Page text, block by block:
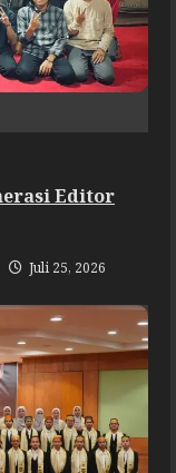
Editor
Juli 25, 2026